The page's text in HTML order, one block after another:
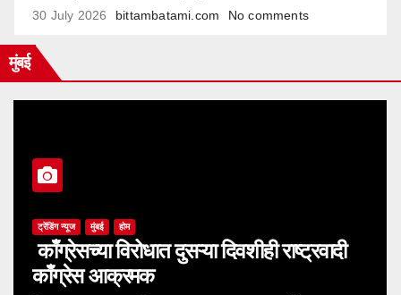
30 July 2026 bittambatami.com No comments
मुंबई
ट्रेंडिंग न्यूज मुंबई होम
काँग्रेसच्या विरोधात दुसऱ्या दिवशीही राष्ट्रवादी
काँग्रेस आक्रमक